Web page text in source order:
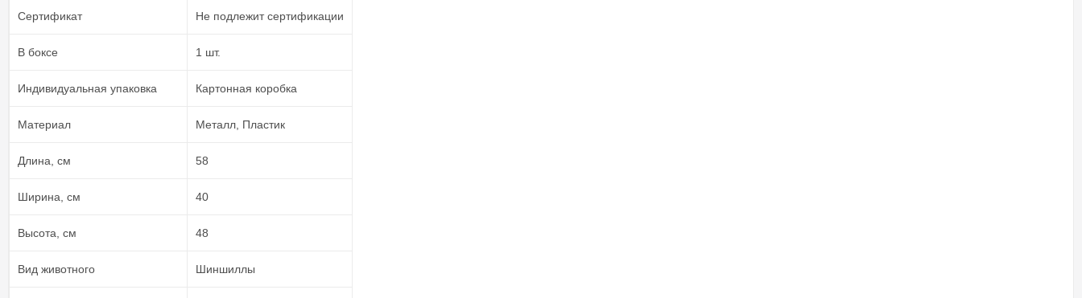
Сертификат Не подлежит сертификации
В боксе 1 шт.
Индивидуальная упаковка Картонная коробка
Материал Металл, Пластик
Длина, см 58
Ширина, см 40
Высота, см 48
Вид животного Шиншиллы